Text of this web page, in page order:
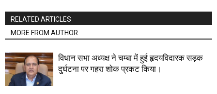
RELATED ARTICLES
MORE FROM AUTHOR
विधान सभा अध्यक्ष ने चम्बा में हुई हृदयविदारक सड़क
दुर्घटना पर गहरा शोक प्रकट किया।